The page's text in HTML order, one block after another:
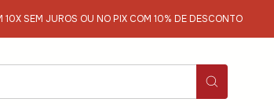
10X SEM JUROS OU NO PIX COM 10% DE DESCONTO